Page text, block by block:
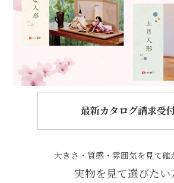
最新カタログ請求受
大きさ・質感・雰囲気を見て確
実物を見て選びたい